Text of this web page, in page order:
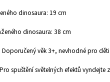
dinosaura: 19 cm
dinosaura: 38 cm
věk 3+, nevhodné pro
spuštění světelných efektů vyndejte